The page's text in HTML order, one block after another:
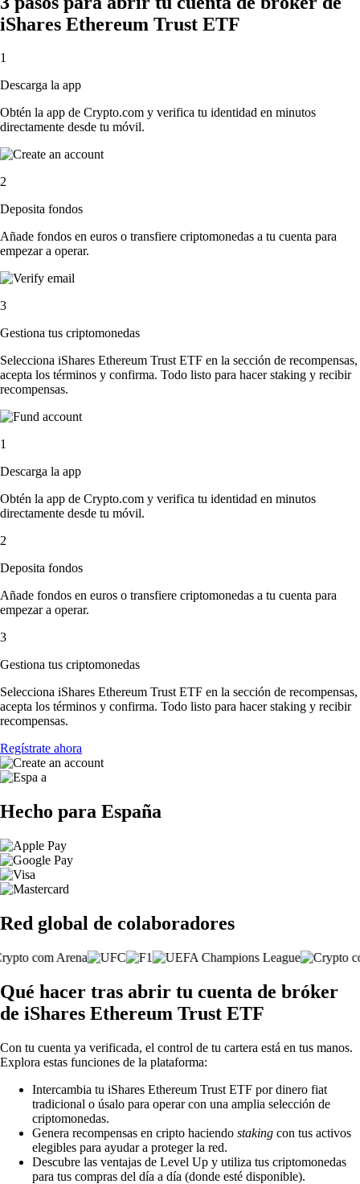
iShares Ethereum Trust ETF
1
Descarga la app
Obtén la app de Crypto.com y verifica tu identidad en minutos
directamente desde tu móvil.
2
Deposita fondos
Añade fondos en euros o transfiere criptomonedas a tu cuenta para
empezar a operar.
3
Gestiona tus criptomonedas
Selecciona iShares Ethereum Trust ETF en la sección de recompensas,
acepta los términos y confirma. Todo listo para hacer staking y recibir
recompensas.
1
Descarga la app
Obtén la app de Crypto.com y verifica tu identidad en minutos
directamente desde tu móvil.
2
Deposita fondos
Añade fondos en euros o transfiere criptomonedas a tu cuenta para
empezar a operar.
3
Gestiona tus criptomonedas
Selecciona iShares Ethereum Trust ETF en la sección de recompensas,
acepta los términos y confirma. Todo listo para hacer staking y recibir
recompensas.
Regístrate ahora
Hecho para España
Red global de colaboradores
Qué hacer tras abrir tu cuenta de bróker
de iShares Ethereum Trust ETF
Con tu cuenta ya verificada, el control de tu cartera está en tus manos.
Explora estas funciones de la plataforma:
Intercambia tu iShares Ethereum Trust ETF por dinero fiat
tradicional o úsalo para operar con una amplia selección de
criptomonedas.
Genera recompensas en cripto haciendo staking con tus activos
elegibles para ayudar a proteger la red.
Descubre las ventajas de Level Up y utiliza tus criptomonedas
para tus compras del día a día (donde esté disponible).